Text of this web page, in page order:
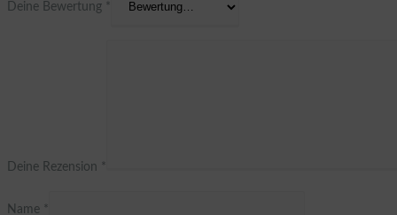
Deine Bewertung *
Deine Rezension *
Name *